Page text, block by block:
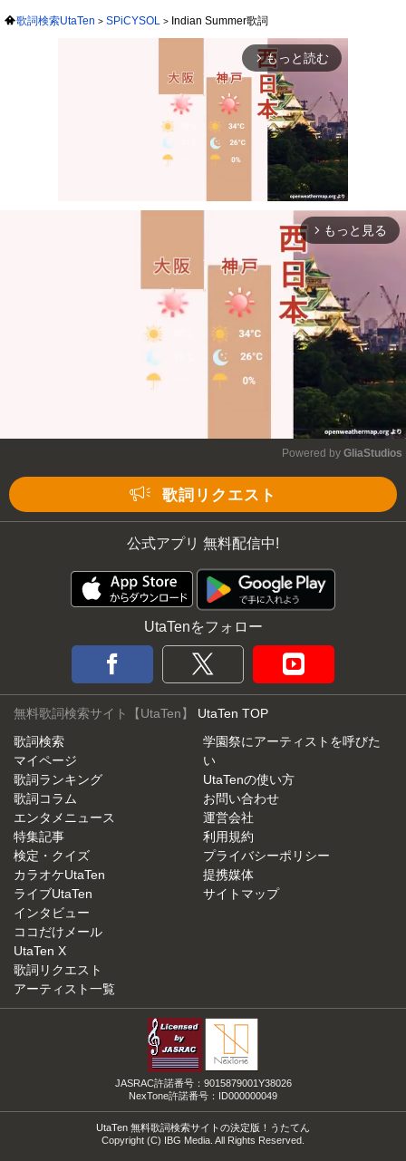
歌詞検索UtaTen SPiCYSOL Indian Summer歌詞
arrow_forward_ios もっと読む
Mute
arrow_forward_ios もっと見る
Powered by GliaStudios
歌詞リクエスト
公式アプリ 無料配信中!
UtaTenをフォロー
無料歌詞検索サイト【UtaTen】 UtaTen TOP
歌詞検索
マイページ
歌詞ランキング
歌詞コラム
エンタメニュース
特集記事
検定・クイズ
カラオケUtaTen
ライブUtaTen
インタビュー
ココだけメール
UtaTen X
歌詞リクエスト
アーティスト一覧
学園祭にアーティストを呼びた
い
UtaTenの使い方
お問い合わせ
運営会社
利用規約
プライバシーポリシー
提携媒体
サイトマップ
JASRAC許諾番号：9015879001Y38026
NexTone許諾番号：ID000000049
UtaTen 無料歌詞検索サイトの決定版！うたてん
Copyright (C) IBG Media. All Rights Reserved.